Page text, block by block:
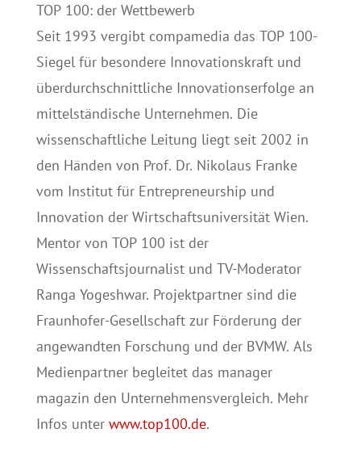
TOP 100: der Wettbewerb
Seit 1993 vergibt compamedia das TOP 100-
Siegel für besondere Innovationskraft und
überdurchschnittliche Innovationserfolge an
mittelständische Unternehmen. Die
wissenschaftliche Leitung liegt seit 2002 in
den Händen von Prof. Dr. Nikolaus Franke
vom Institut für Entrepreneurship und
Innovation der Wirtschaftsuniversität Wien.
Mentor von TOP 100 ist der
Wissenschaftsjournalist und TV-Moderator
Ranga Yogeshwar. Projektpartner sind die
Fraunhofer-Gesellschaft zur Förderung der
angewandten Forschung und der BVMW. Als
Medienpartner begleitet das manager
magazin den Unternehmensvergleich. Mehr
Infos unter www.top100.de.